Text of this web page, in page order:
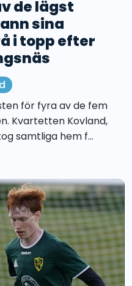
de lägst
sina
i topp efter
för fyra av de fem
Kvartetten Kovland,
samtliga hem f...